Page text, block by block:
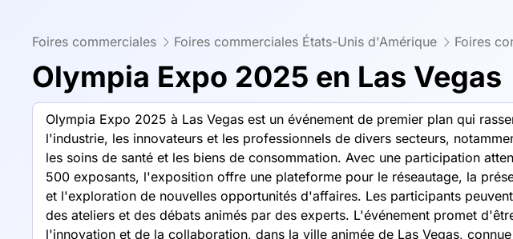
Foires commerciales Foires commerciales États-Unis d'Amérique Foires
Olympia Expo 2025 en Las Vegas
Olympia Expo 2025 à Las Vegas est un événement de premier plan qui
l'industrie, les innovateurs et les professionnels de divers secteurs,
les soins de santé et les biens de consommation. Avec une participation
500 exposants, l'exposition offre une plateforme pour le réseautage, la
et l'exploration de nouvelles opportunités d'affaires. Les participants
des ateliers et des débats animés par des experts. L'événement promet
l'innovation et de la collaboration, dans la ville animée de Las Vegas,